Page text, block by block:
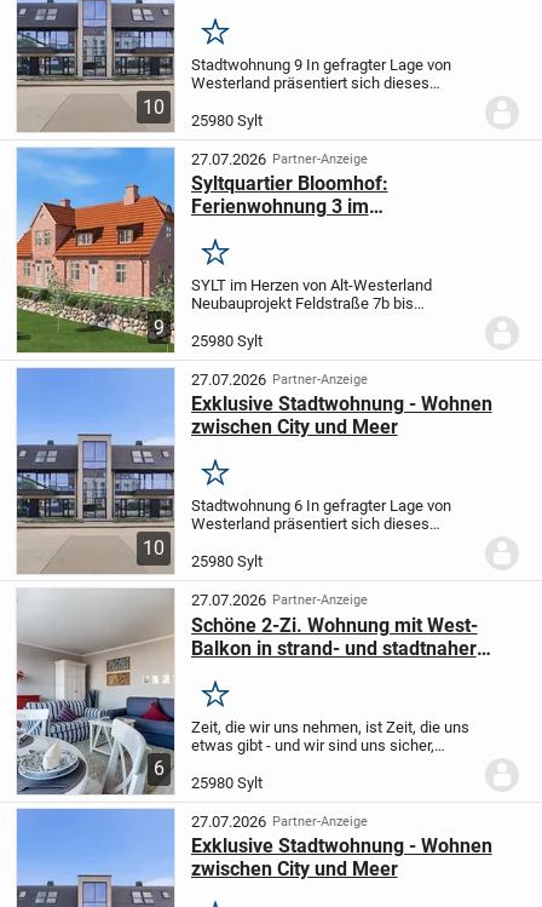
10
Merken
Stadtwohnung 9 In gefragter Lage von
Westerland präsentiert sich dieses
hochwertig gestalteten Einheiten -
darunter zwei Penthouse-Wohnungen
sowie stilvolle...
25980 Sylt
9
27.07.2026 Partner-Anzeige
Syltquartier Bloomhof:
Ferienwohnung 3 im
Merken
SYLT im Herzen von Alt-Westerland
Neubauprojekt Feldstraße 7b bis
einem Mehrfamilienhaus mit 1
Dauerwohnungund 3 Ferienwohnungen
sowie einem Doppelhaus mit 1...
25980 Sylt
10
27.07.2026 Partner-Anzeige
Exklusive Stadtwohnung - Wohnen
zwischen City und Meer
Merken
Stadtwohnung 6 In gefragter Lage von
Westerland präsentiert sich dieses
hochwertig gestalteten Einheiten -
darunter zwei Penthouse-Wohnungen
sowie stilvolle...
25980 Sylt
6
27.07.2026 Partner-Anzeige
Schöne 2-Zi. Wohnung mit West-
Balkon in strand- und stadtnaher
Merken
Zeit, die wir uns nehmen, ist Zeit, die uns
etwas gibt - und wir sind uns sicher,
wird Ihnen und Ihren Lieben eine
wundervolle, glückliche Zeit auf Sylt...
25980 Sylt
27.07.2026 Partner-Anzeige
Exklusive Stadtwohnung - Wohnen
zwischen City und Meer